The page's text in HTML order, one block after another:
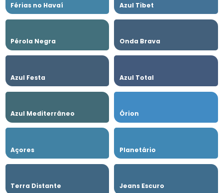
Férias no Havaí Azul Tibet
Pérola Negra Onda Brava
Azul Festa Azul Total
Azul Mediterrâneo Órion
Açores Planetário
Terra Distante Jeans Escuro